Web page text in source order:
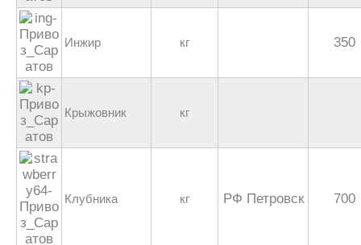
Инжир кг 350
Крыжовник кг
Клубника кг РФ Петровск 700